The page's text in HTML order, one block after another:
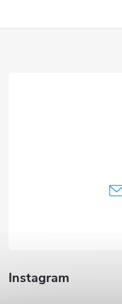
Instagram